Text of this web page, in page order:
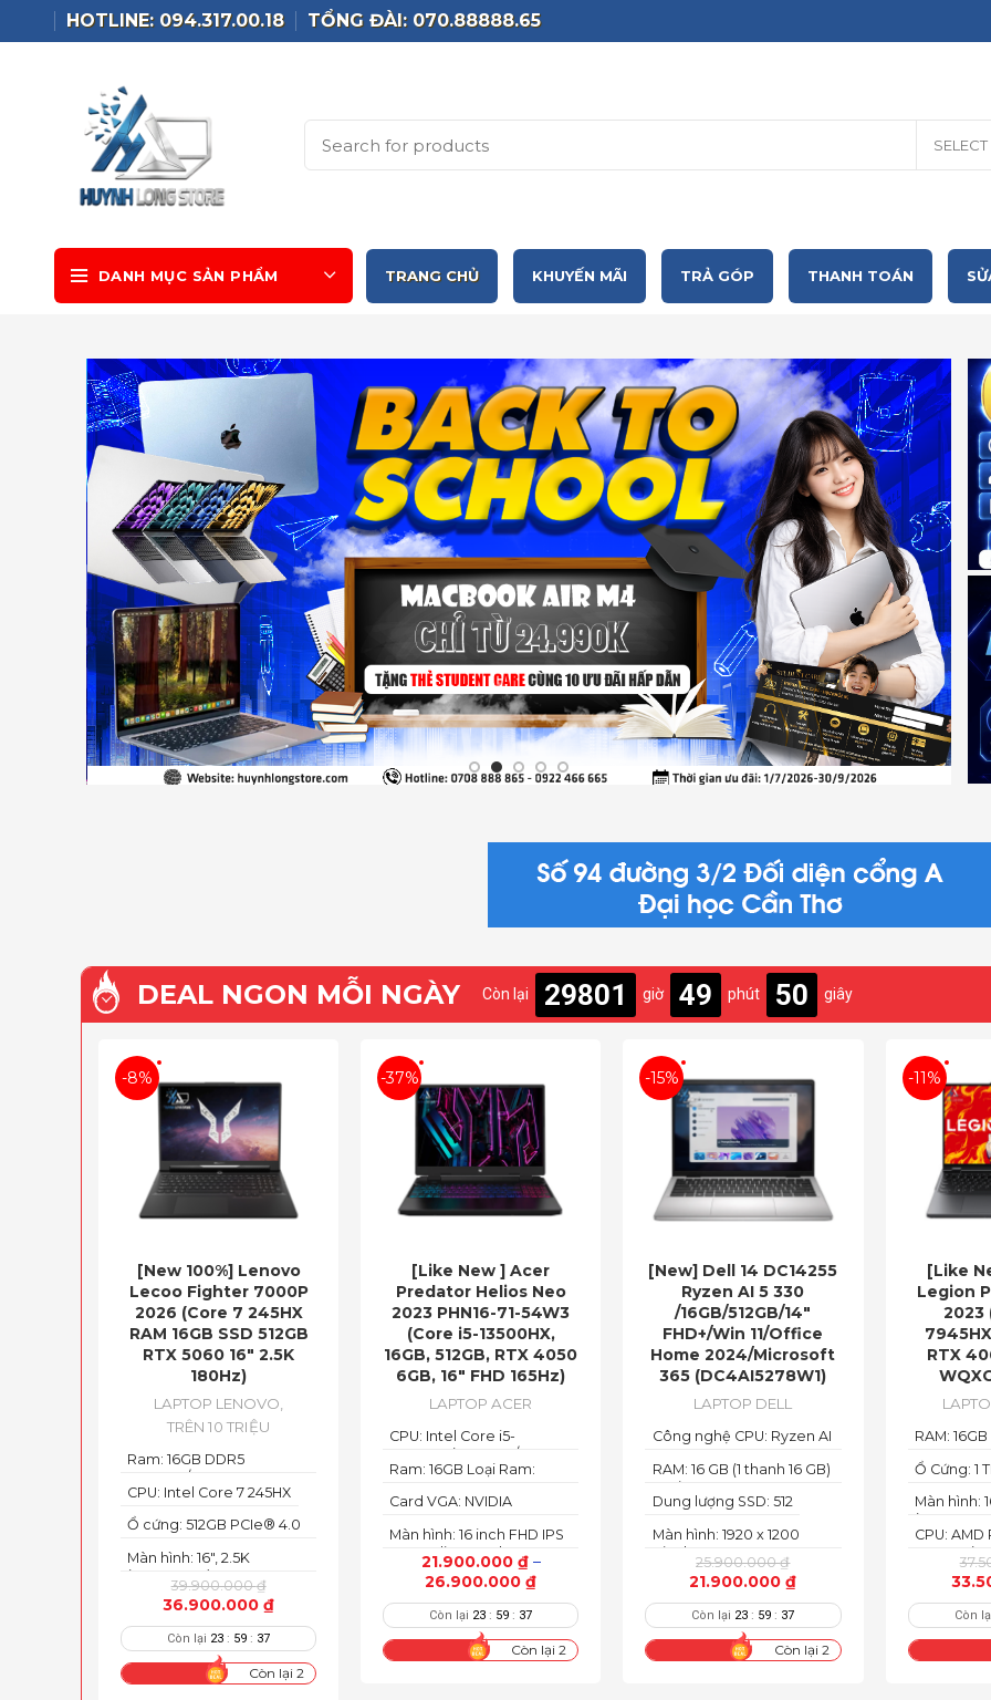
HOTLINE: 094.317.00.18 TỔNG ĐÀI: 070.88888.65
DANH MỤC SẢN PHẨM TRANG CHỦ KHUYẾN MÃI TRẢ GÓP THANH TOÁN
DEAL NGON MỖI NGÀY​ Còn lại 29801 giờ 49 phút 48 giây
-8%
[New 100%] Lenovo
Lecoo Fighter 7000P
2026 (Core 7 245HX
RAM 16GB SSD 512GB
RTX 5060 16″ 2.5K
180Hz)
LAPTOP LENOVO
TRÊN 10 TRIỆU
Còn lại 23 : 59 : 35
Còn lại 2
39.900.000₫
36.900.000₫
Màn hình: 16″, 2.5K
(2560x1600) IPS, LED
Ổ cứng: 512GB PCIe® 4.0
CPU: Intel Core 7 245HX
Ram: 16GB DDR5
4800MT/s
-37%
[Like New ] Acer
Predator Helios Neo
2023 PHN16-71-54W3
(Core i5-13500HX,
16GB, 512GB, RTX 4050
6GB, 16″ FHD 165Hz)
LAPTOP ACER
Còn lại 23 : 59 : 35
Còn lại 2
21.900.000 ₫–
26.900.000₫
Màn hình: 16 inch FHD IPS
165Hz SlimBezel, sRGB
100%, Acer ComfyView,
500 nits
Card VGA: NVIDIA
(140W)
Ram: 16GB Loại Ram:
CPU: Intel Core i5-
13500HX (14 Cores/ 20
Threads, up to 4.70 GHz,
-15%
[New] Dell 14 DC14255
Ryzen AI 5 330
/16GB/512GB/14″
FHD+/Win 11/Office
Home 2024/Microsoft
365 (DC4AI5278W1)
LAPTOP DELL
Còn lại 23 : 59 : 35
Còn lại 2
25.900.000₫
21.900.000₫
Màn hình: 1920 x 1200
Pixels
Dung lượng SSD: 512
RAM: 16 GB (1 thanh 16 GB)
Loại RAM: DDR5
Công nghệ CPU: Ryzen AI
-11%
[Like
Legion
2023
RTX
Còn
CPU: AMD
7945HX
threads,
64MB
Màn hình:
(2560 x
Glare,
240Hz,
Narrow
Light
Ổ Cứng: 1
RAM: